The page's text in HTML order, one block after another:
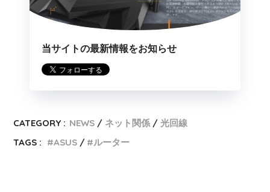
当サイトの最新情報をお知らせ
CATEGORY : NEWS ネット関係
光回線
TAGS :
ASUS ルーター